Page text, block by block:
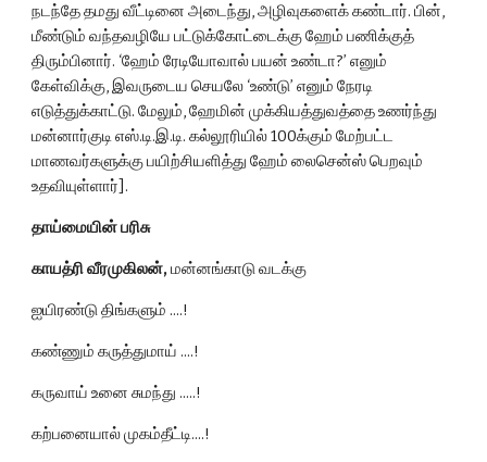
நடந்தே தமது வீட்டினை அடைந்து, அழிவுகளைக் கண்டார். பின்,
மீண்டும் வந்தவழியே பட்டுக்கோட்டைக்கு ஹேம் பணிக்குத்
திரும்பினார். ‘ஹேம் ரேடியோவால் பயன் உண்டா?’ எனும்
கேள்விக்கு, இவருடைய செயலே ‘உண்டு’ எனும் நேரடி
எடுத்துக்காட்டு. மேலும், ஹேமின் முக்கியத்துவத்தை உணர்ந்து
மன்னார்குடி எஸ்.டி.இ.டி. கல்லூரியில் 100க்கும் மேற்பட்ட
மாணவர்களுக்கு பயிற்சியளித்து ஹேம் லைசென்ஸ் பெறவும்
உதவியுள்ளார்].
தாய்மையின் பரிசு
காயத்ரி வீரமுகிலன், மன்னங்காடு வடக்கு
ஐயிரண்டு திங்களும் ....!
கண்ணும் கருத்துமாய் ....!
கருவாய் உனை சுமந்து .....!
கற்பனையால் முகம்தீட்டி....!